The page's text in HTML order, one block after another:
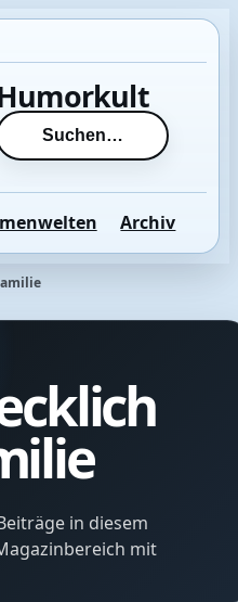
Suchen…
Archiv
in diesem
mit